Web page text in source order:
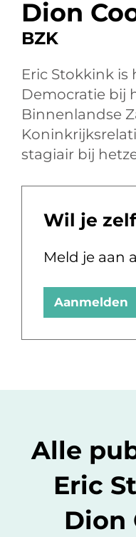
Dion
BZK
Eric Stokkink
Democratie bij
Binnenlandse
stagiair bij
Wil je
Meld je aan
Aanmelden
Alle
Eric
Dion